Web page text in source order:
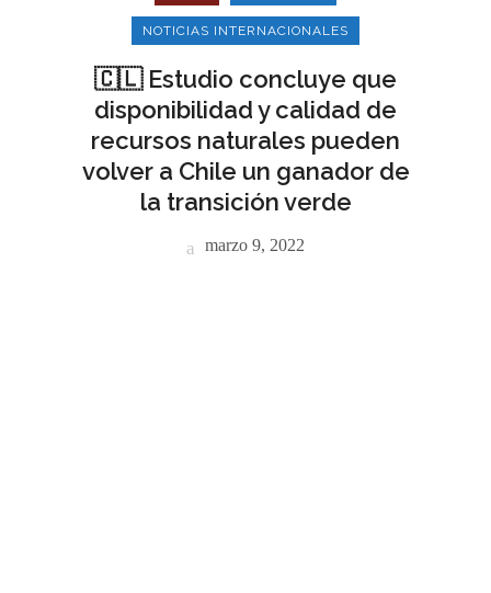
NOTICIAS INTERNACIONALES
🇨🇱 Estudio concluye que
disponibilidad y calidad de
recursos naturales pueden
volver a Chile un ganador de
la transición verde
marzo 9, 2022